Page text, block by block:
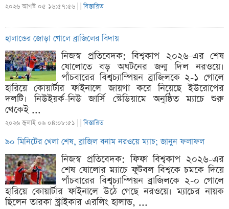
২০২৬ আগস্ট ০৫ ১৬:৫৭:৫৬ | |বিস্তারিত
হালান্ডের জোড়া গোলে ব্রাজিলের বিদায়
নিজস্ব প্রতিবেদক: বিশ্বকাপ ২০২৬-এর শেষ
ষোলোতে বড় অঘটনের জন্ম দিল নরওয়ে।
পাঁচবারের বিশ্বচ্যাম্পিয়ন ব্রাজিলকে ২-১ গোলে
হারিয়ে কোয়ার্টার ফাইনালে জায়গা করে নিয়েছে ইউরোপের
দলটি। নিউইয়র্ক-নিউ জার্সি স্টেডিয়ামে অনুষ্ঠিত ম্যাচে শুরু
থেকেই ...
২০২৬ জুলাই ০৬ ০৪:০৮:৫১ | |বিস্তারিত
৯০ মিনিটের খেলা শেষ, ব্রাজিল বনাম নরওয়ে ম্যাচ; জানুন ফলাফল
নিজস্ব প্রতিবেদক: ফিফা বিশ্বকাপ ২০২৬-এর
শেষ ষোলোর ম্যাচে ফুটবল বিশ্বকে চমকে দিয়ে
পাঁচবারের বিশ্বচ্যাম্পিয়ন ব্রাজিলকে ২-০ গোলে
হারিয়ে কোয়ার্টার ফাইনালে উঠে গেছে নরওয়ে। ম্যাচের নায়ক
ছিলেন তারকা স্ট্রাইকার এরলিং হালান্ড, ...